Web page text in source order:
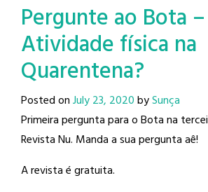
Pergunte ao Bota –
Atividade física na
Quarentena?
Posted onJuly 23, 2020bySunça
Primeira pergunta para o Bota na
Revista Nu. Manda a sua pergunta aê!
A revista é gratuita.